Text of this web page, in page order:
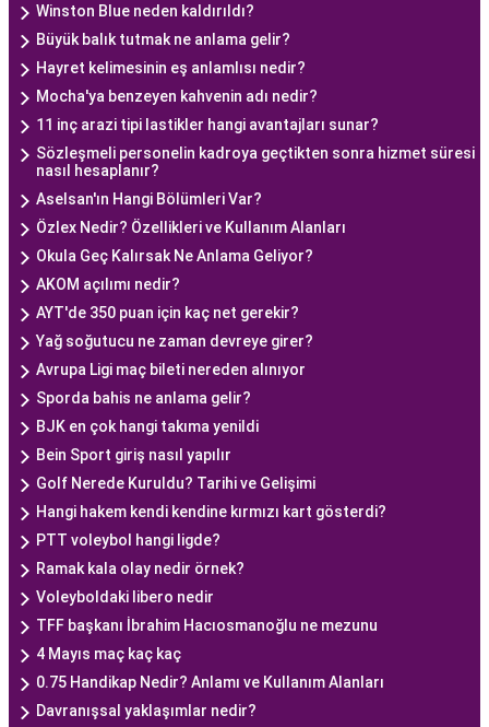
Winston Blue neden kaldırıldı?
Büyük balık tutmak ne anlama gelir?
Hayret kelimesinin eş anlamlısı nedir?
Mocha'ya benzeyen kahvenin adı nedir?
11 inç arazi tipi lastikler hangi avantajları sunar?
Sözleşmeli personelin kadroya geçtikten sonra hizmet süresi
nasıl hesaplanır?
Aselsan'ın Hangi Bölümleri Var?
Özlex Nedir? Özellikleri ve Kullanım Alanları
Okula Geç Kalırsak Ne Anlama Geliyor?
AKOM açılımı nedir?
AYT'de 350 puan için kaç net gerekir?
Yağ soğutucu ne zaman devreye girer?
Avrupa Ligi maç bileti nereden alınıyor
Sporda bahis ne anlama gelir?
BJK en çok hangi takıma yenildi
Bein Sport giriş nasıl yapılır
Golf Nerede Kuruldu? Tarihi ve Gelişimi
Hangi hakem kendi kendine kırmızı kart gösterdi?
PTT voleybol hangi ligde?
Ramak kala olay nedir örnek?
Voleyboldaki libero nedir
TFF başkanı İbrahim Hacıosmanoğlu ne mezunu
4 Mayıs maç kaç kaç
0.75 Handikap Nedir? Anlamı ve Kullanım Alanları
Davranışsal yaklaşımlar nedir?